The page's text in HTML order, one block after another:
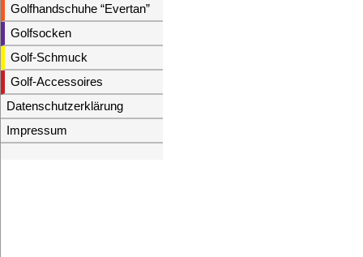
Golfhandschuhe “Evertan”
Golfsocken
Golf-Schmuck
Golf-Accessoires
Datenschutzerklärung
Impressum